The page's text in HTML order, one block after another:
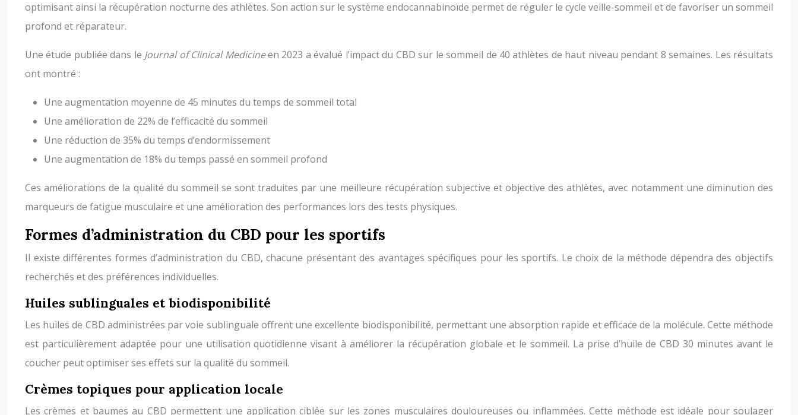
optimisant ainsi la récupération nocturne des athlètes. Son action sur le système endocannabinoïde permet de réguler le cycle veille-sommeil et de favoriser un sommeil
profond et réparateur.
Une étude publiée dans le Journal of Clinical Medicineen 2023 a évalué l’impact du CBD sur le sommeil de 40 athlètes de haut niveau pendant 8 semaines. Les résultats
ont montré :
Une augmentation moyenne de 45 minutes du temps de sommeil total
Une amélioration de 22% de l’efficacité du sommeil
Une réduction de 35% du temps d’endormissement
Une augmentation de 18% du temps passé en sommeil profond
Ces améliorations de la qualité du sommeil se sont traduites par une meilleure récupération subjective et objective des athlètes, avec notamment une diminution des
marqueurs de fatigue musculaire et une amélioration des performances lors des tests physiques.
Formes d’administration du CBD pour les sportifs
Il existe différentes formes d’administration du CBD, chacune présentant des avantages spécifiques pour les sportifs. Le choix de la méthode dépendra des objectifs
recherchés et des préférences individuelles.
Huiles sublinguales et biodisponibilité
Les huiles de CBD administrées par voie sublinguale offrent une excellente biodisponibilité, permettant une absorption rapide et efficace de la molécule. Cette méthode
est particulièrement adaptée pour une utilisation quotidienne visant à améliorer la récupération globale et le sommeil. La prise d’huile de CBD 30 minutes avant le
coucher peut optimiser ses effets sur la qualité du sommeil.
Crèmes topiques pour application locale
Les crèmes et baumes au CBD permettent une application ciblée sur les zones musculaires douloureuses ou inflammées. Cette méthode est idéale pour soulager